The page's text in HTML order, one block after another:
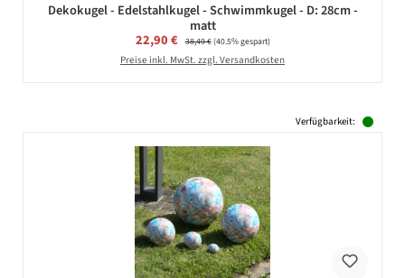
Dekokugel - Edelstahlkugel - Schwimmkugel - D: 28cm -
matt
Verkaufspreis:
22,90 € Regulärer Preis:
38,49 €(40.5% gespart)
Preise inkl. MwSt. zzgl. Versandkosten
Verfügbarkeit: